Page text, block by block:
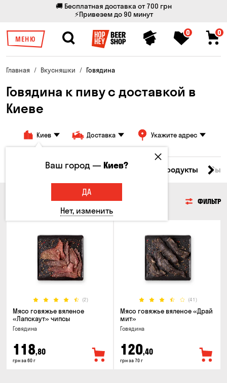
🚚 Бесплатная доставка от 700 грн
⚡Привезем до 90 минут
МЕНЮ
0 0
Главная Вкусняшки Говядина
Говядина к пиву с доставкой в ​​
Киеве
Киев Доставка Укажите адрес
Все товары Мясо Рыба Морепродукты
ФИЛЬТР
(2)
Мясо говяжье вяленое
«Лапскаут» чипсы
Говядина
118,80
грн за 60 г
(41)
Мясо говяжье вяленое «Драй
мит»
Говядина
120,40
грн за 70 г
Ваш город —Киев?
ДА
Нет, изменить